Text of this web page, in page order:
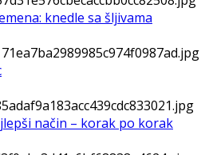
knedle sa šljivama
način – korak po korak